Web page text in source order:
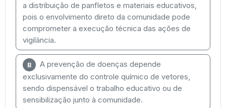
a distribuição de panfletos e materiais educativos,
pois o envolvimento direto da comunidade pode
comprometer a execução técnica das ações de
vigilância.
B
A prevenção de doenças depende
exclusivamente do controle químico de vetores,
sendo dispensável o trabalho educativo ou de
sensibilização junto à comunidade.